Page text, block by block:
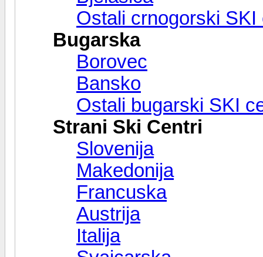
Ostali crnogorski SKI
Bugarska
Borovec
Bansko
Ostali bugarski SKI
Strani Ski Centri
Slovenija
Makedonija
Francuska
Austrija
Italija